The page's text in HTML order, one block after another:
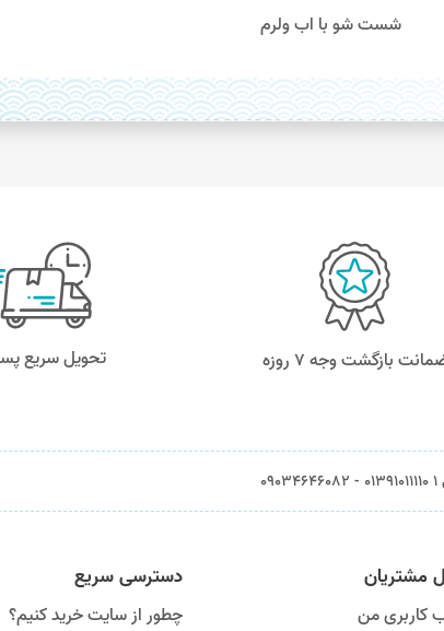
شست شو با اب ولرم
بازگشت وجه ۷ روزه تحویل سریع
مشتریان
کاربری من
دسترسی سریع
چطور از سایت خرید کنیم؟